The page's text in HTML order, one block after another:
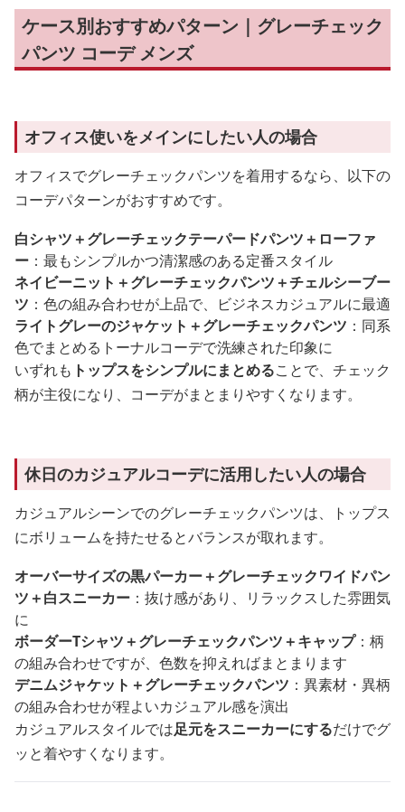
ケース別おすすめパターン｜グレーチェック
パンツ コーデ メンズ
オフィス使いをメインにしたい人の場合
オフィスでグレーチェックパンツを着用するなら、以下の
コーデパターンがおすすめです。
白シャツ＋グレーチェックテーパードパンツ＋ローファ
ー ：最もシンプルかつ清潔感のある定番スタイル
ネイビーニット＋グレーチェックパンツ＋チェルシーブー
ツ ：色の組み合わせが上品で、ビジネスカジュアルに最適
ライトグレーのジャケット＋グレーチェックパンツ ：同系
色でまとめるトーナルコーデで洗練された印象に
いずれも トップスをシンプルにまとめることで、チェック
柄が主役になり、コーデがまとまりやすくなります。
休日のカジュアルコーデに活用したい人の場合
カジュアルシーンでのグレーチェックパンツは、トップス
にボリュームを持たせるとバランスが取れます。
オーバーサイズの黒パーカー＋グレーチェックワイドパン
ツ＋白スニーカー ：抜け感があり、リラックスした雰囲気
に
ボーダーTシャツ＋グレーチェックパンツ＋キャップ：柄
の組み合わせですが、色数を抑えればまとまります
デニムジャケット＋グレーチェックパンツ ：異素材・異柄
の組み合わせが程よいカジュアル感を演出
カジュアルスタイルでは足元をスニーカーにするだけでグ
ッと着やすくなります。